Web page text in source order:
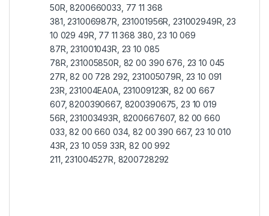
50R, 8200660033, 77 11 368
381, 231006987R, 231001956R, 231002949R, 23
10 029 49R, 77 11 368 380, 23 10 069
87R, 231001043R, 23 10 085
78R, 231005850R, 82 00 390 676, 23 10 045
27R, 82 00 728 292, 231005079R, 23 10 091
23R, 231004EA0A, 231009123R, 82 00 667
607, 8200390667, 8200390675, 23 10 019
56R, 231003493R, 8200667607, 82 00 660
033, 82 00 660 034, 82 00 390 667, 23 10 010
43R, 23 10 059 33R, 82 00 992
211, 231004527R, 8200728292